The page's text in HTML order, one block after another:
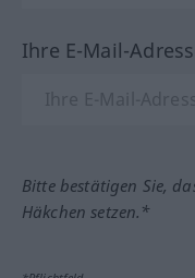
Ihre E-Mail-
Bitte bestätigen Sie,
Häkchen setzen.*